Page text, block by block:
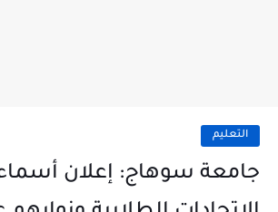
التعليم
جامعة سوهاج: إعلان